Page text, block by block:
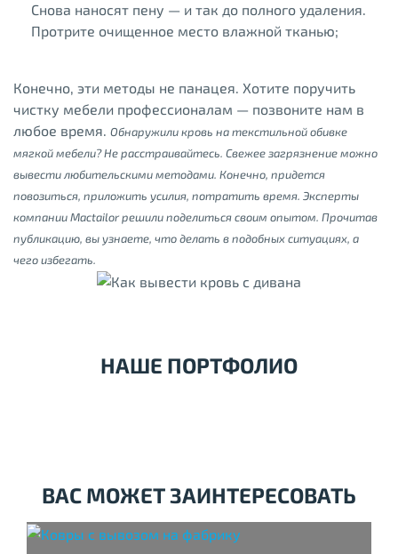
Снова наносят пену — и так до полного удаления.
Протрите очищенное место влажной тканью;
Конечно, эти методы не панацея. Хотите поручить
чистку мебели профессионалам — позвоните нам в
любое время. Обнаружили кровь на текстильной обивке
мягкой мебели? Не расстраивайтесь. Свежее загрязнение можно
вывести любительскими методами. Конечно, придется
повозиться, приложить усилия, потратить время. Эксперты
компании Mactailor решили поделиться своим опытом. Прочитав
публикацию, вы узнаете, что делать в подобных ситуациях, а
чего избегать.
НАШЕ ПОРТФОЛИО
ВАС МОЖЕТ ЗАИНТЕРЕСОВАТЬ